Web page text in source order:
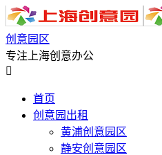
创意园区
专注上海创意办公

首页
创意园出租
黄浦创意园区
静安创意园区